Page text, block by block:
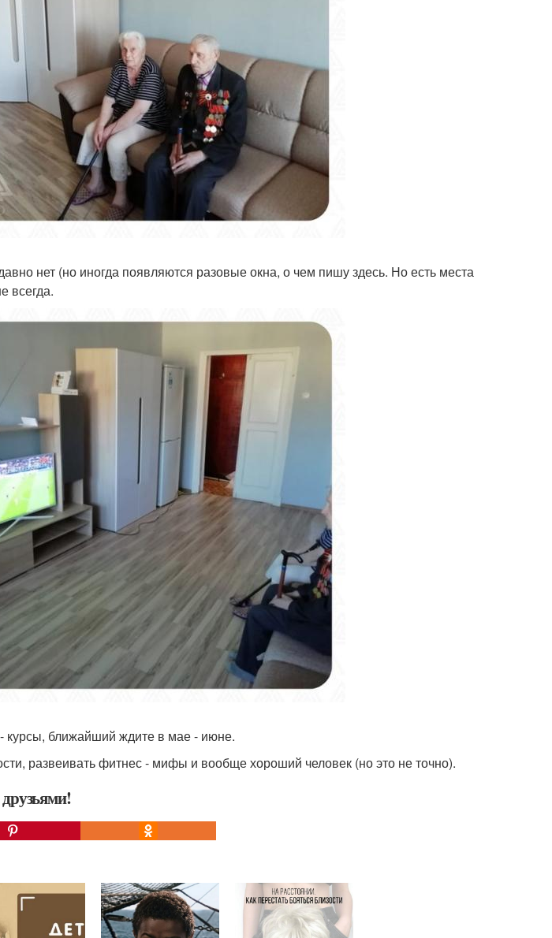
нет (но иногда появляются разовые окна, о чем пишу здесь. Но есть места
всегда.
курсы, ближайший ждите в мае - июне.
развеивать фитнес - мифы и вообще хороший человек (но это не точно).